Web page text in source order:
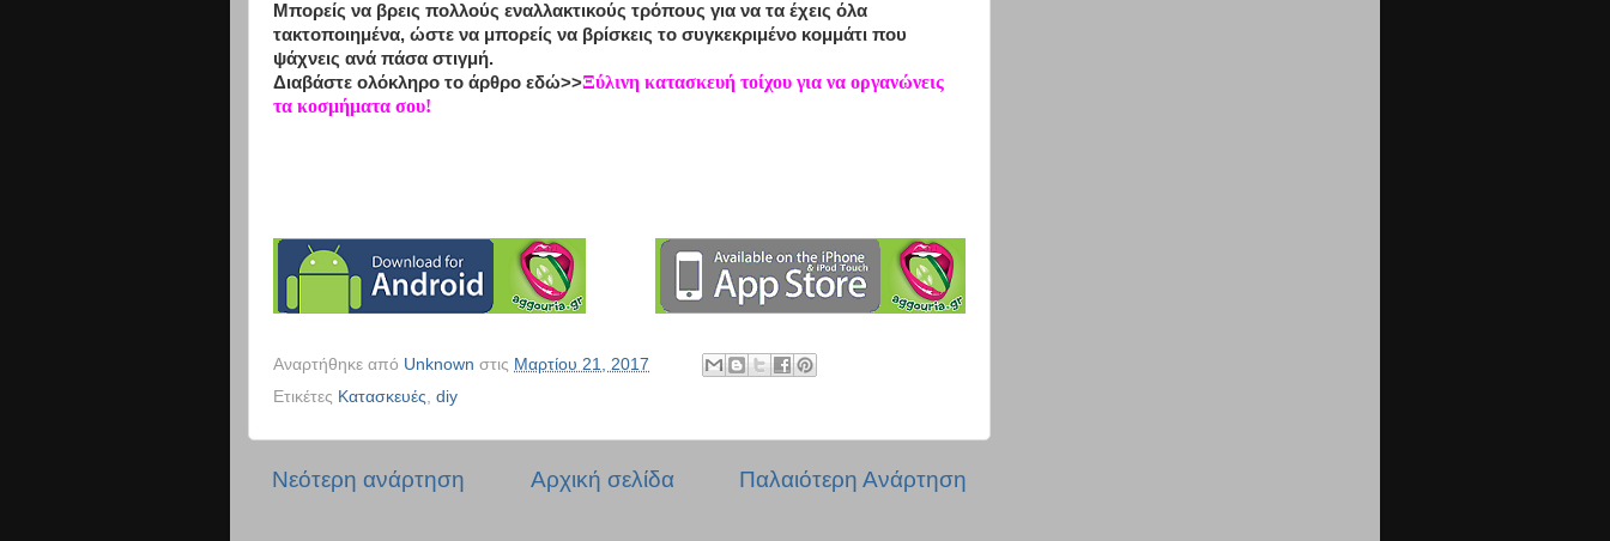
Μπορείς να βρεις πολλούς εναλλακτικούς τρόπους για να τα έχεις όλα
τακτοποιημένα, ώστε να μπορείς να βρίσκεις το συγκεκριμένο κομμάτι που
ψάχνεις ανά πάσα στιγμή.
Διαβάστε ολόκληρο το άρθρο εδώ>>Ξύλινη κατασκευή τοίχου για να οργανώνεις
τα κοσμήματα σου!
Αναρτήθηκε από Unknown στις Μαρτίου 21, 2017
Ετικέτες Κατασκευές, diy
Νεότερη ανάρτηση Παλαιότερη Ανάρτηση
Αρχική σελίδα